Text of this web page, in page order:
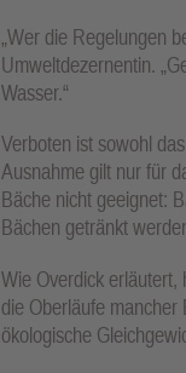
„Wer die Regelungen
Umweltdezernentin.
Wasser.“
Verboten ist sowohl
Ausnahme gilt nur für
Bäche nicht geeignet:
Bächen getränkt
Wie Overdick erläutert,
die Oberläufe
ökologische